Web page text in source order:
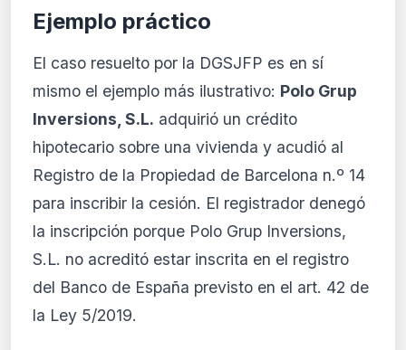
Ejemplo práctico
El caso resuelto por la DGSJFP es en sí
mismo el ejemplo más ilustrativo: Polo Grup
Inversions, S.L. adquirió un crédito
hipotecario sobre una vivienda y acudió al
Registro de la Propiedad de Barcelona n.º 14
para inscribir la cesión. El registrador denegó
la inscripción porque Polo Grup Inversions,
S.L. no acreditó estar inscrita en el registro
del Banco de España previsto en el art. 42 de
la Ley 5/2019.